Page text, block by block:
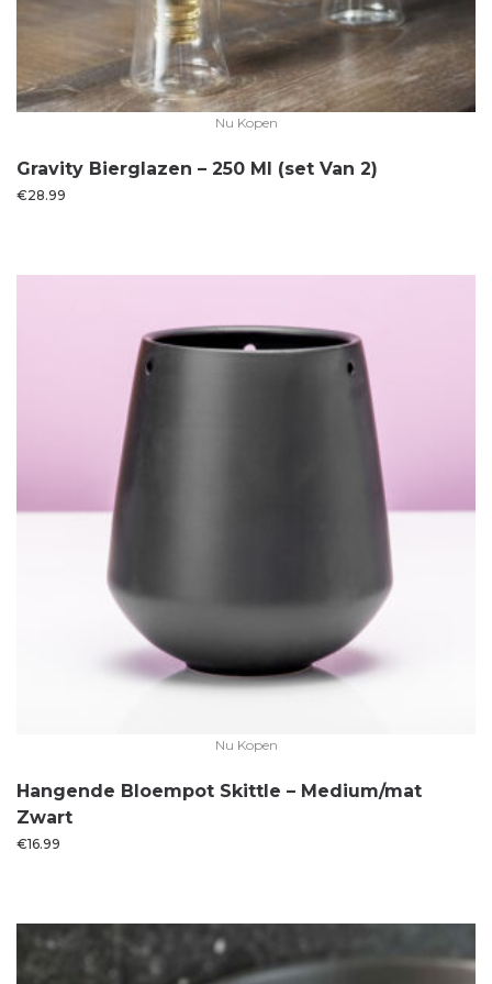
Nu Kopen
Gravity Bierglazen – 250 Ml (set Van 2)
€28.99
Nu Kopen
Hangende Bloempot Skittle – Medium/mat
Zwart
€16.99